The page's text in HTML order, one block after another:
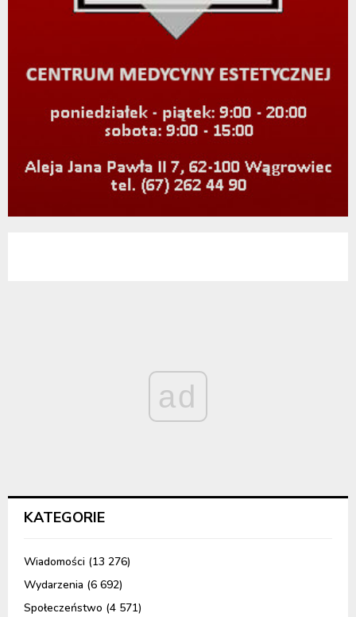
ad
KATEGORIE
Wiadomości (13 276)
Wydarzenia (6 692)
Społeczeństwo (4 571)